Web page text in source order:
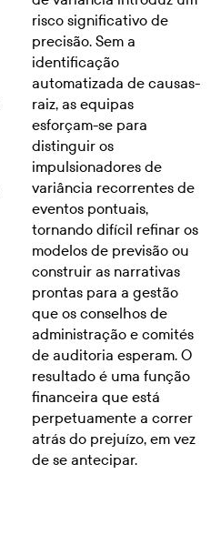
risco significativo de
precisão. Sem a
identificação
automatizada de causas-
raiz, as equipas
esforçam-se para
distinguir os
impulsionadores de
variância recorrentes de
eventos pontuais,
tornando difícil refinar os
modelos de previsão ou
construir as narrativas
prontas para a gestão
que os conselhos de
administração e comités
de auditoria esperam. O
resultado é uma função
financeira que está
perpetuamente a correr
atrás do prejuízo, em vez
de se antecipar.